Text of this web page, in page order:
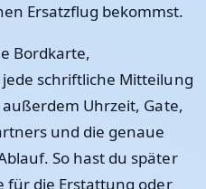
Ersatzflug bekommst.
Bordkarte,
schriftliche Mitteilung
Uhrzeit, Gate,
und die genaue
So hast du später
für die Erstattung oder